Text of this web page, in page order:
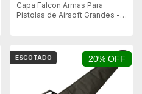
Capa Falcon Armas Para
Pistolas de Airsoft Grandes -
20% OFF
ESGOTADO